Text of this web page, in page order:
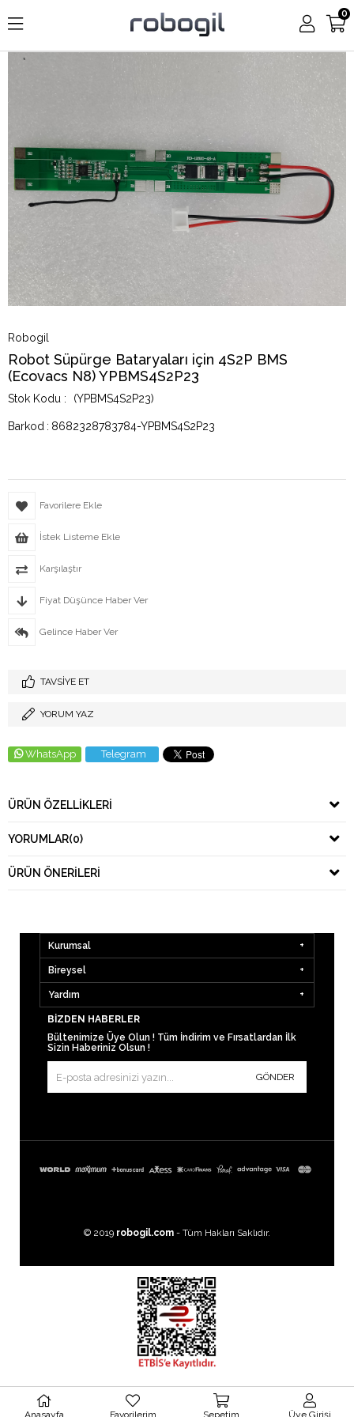
0
Robogil
Robot Süpürge Bataryaları için 4S2P BMS
(Ecovacs N8) YPBMS4S2P23
(YPBMS4S2P23)
Barkod : 8682328783784-YPBMS4S2P23
Favorilere Ekle
İstek Listeme Ekle
Karşılaştır
Fiyat Düşünce Haber Ver
Gelince Haber Ver
TAVSIYE ET
YORUM YAZ
WhatsApp Telegram
ÜRÜN ÖZELLIKLERI
YORUMLAR(0)
ÜRÜN ÖNERILERI
Kurumsal
Bireysel
Yardım
BIZDEN HABERLER
Bültenimize Üye Olun ! Tüm İndirim ve Fırsatlardan İlk
Sizin Haberiniz Olsun !
GÖNDER
© 2019 robogil.com - Tüm Hakları Saklıdır.
Images by Freepik
Anasayfa Favorilerim Sepetim Üye Girişi